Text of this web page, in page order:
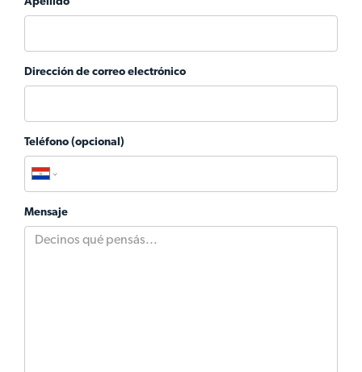
Dirección de correo electrónico
Teléfono (opcional)
Mensaje